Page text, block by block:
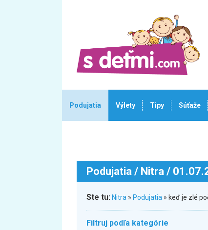
Podujatia Výlety Tipy Súťaže
Podujatia / Nitra /
Ste tu: Nitra » Podujatia » keď je zlé
Filtruj podľa kategórie